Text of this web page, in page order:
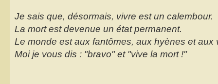
Je sais que, désormais, vivre est un calembour.
La mort est devenue un état permanent.
Le monde est aux fantômes, aux hyènes et aux
Moi je vous dis : "bravo" et "vive la mort !"